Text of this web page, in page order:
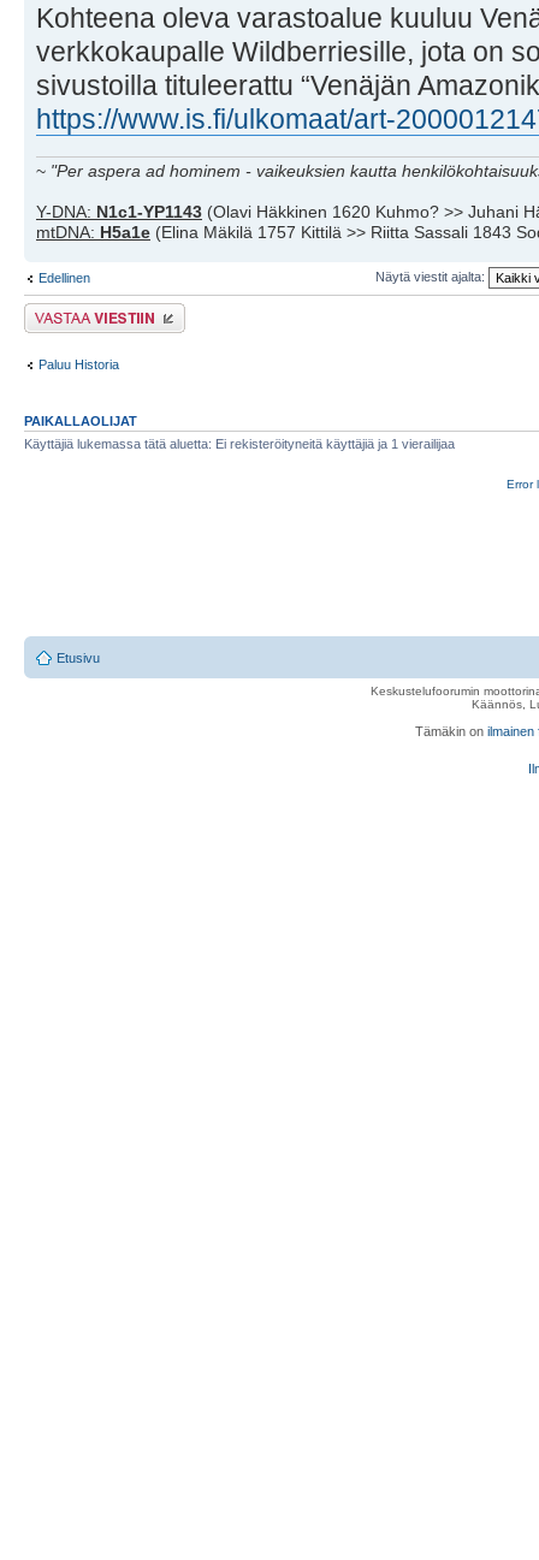
Kohteena oleva varastoalue kuuluu
verkkokaupalle Wildberriesille, jota on
sivustoilla tituleerattu “Venäjän
https://www.is.fi/ulkomaat/art-
~ "Per aspera ad hominem - vaikeuksien kautta
Y-DNA: N1c1-YP1143 (Olavi Häkkinen 1620 Kuhmo? >> Juhani
mtDNA: H5a1e (Elina Mäkilä 1757 Kittilä >> Riitta Sassali 1843
Edellinen Näytä viestit ajalta:
Lähetä vastaus
Paluu Historia
PAIKALLAOLIJAT
Käyttäjiä lukemassa tätä aluetta: Ei rekisteröityneitä käyttäjiä ja 1 vierailijaa
Error
Etusivu
Keskustelufoorumin
Käännös,
Tämäkin on ilmainen